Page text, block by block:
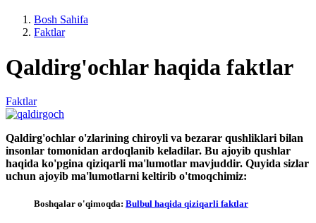
Bosh Sahifa
Faktlar
Qaldirg'ochlar haqida faktlar
Faktlar
Qaldirg'ochlar o'zlarining chiroyli va bezarar qushliklari bilan
insonlar tomonidan ardoqlanib keladilar. Bu ajoyib qushlar
haqida ko'pgina qiziqarli ma'lumotlar mavjuddir. Quyida sizlar
uchun ajoyib ma'lumotlarni keltirib o'tmoqchimiz:
Boshqalar o'qimoqda: Bulbul haqida qiziqarli faktlar